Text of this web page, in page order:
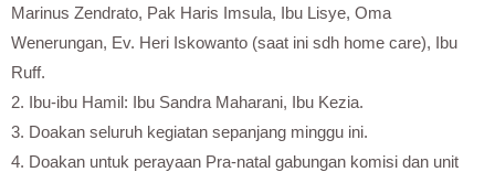
Marinus Zendrato, Pak Haris Imsula, Ibu Lisye, Oma
Wenerungan, Ev. Heri Iskowanto (saat ini sdh home care), Ibu
Ruff.
2. Ibu-ibu Hamil: Ibu Sandra Maharani, Ibu Kezia.
3. Doakan seluruh kegiatan sepanjang minggu ini.
4. Doakan untuk perayaan Pra-natal gabungan komisi dan unit